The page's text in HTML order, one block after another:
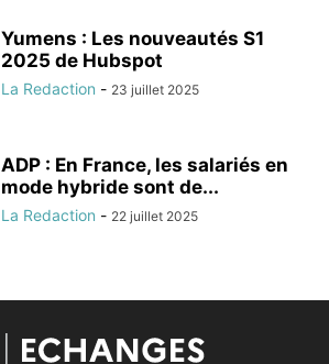
Yumens : Les nouveautés S1
2025 de Hubspot
La Redaction - 23 juillet 2025
ADP : En France, les salariés en
mode hybride sont de...
La Redaction - 22 juillet 2025